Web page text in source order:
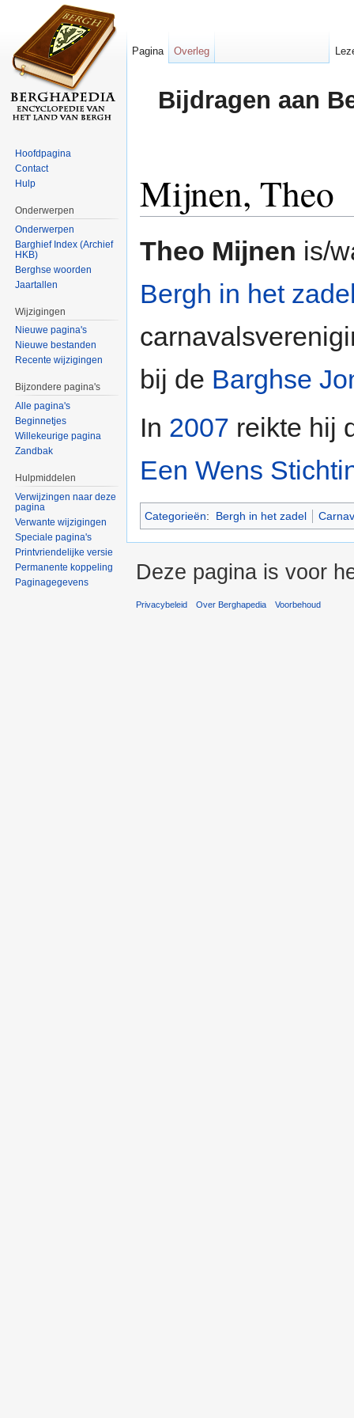
Bijdragen aan
Mijnen, Theo
Theo Mijnen is/
Bergh in het
bij de Barghse
In 2007 reikte hij
Een Wens
Categorieën: Bergh in het zadel
Pagina Overleg
Hoofdpagina
Contact
Hulp
Onderwerpen
Onderwerpen
Barghief Index (Archief
HKB)
Berghse woorden
Jaartallen
Wijzigingen
Nieuwe pagina's
Nieuwe bestanden
Recente wijzigingen
Bijzondere pagina's
Alle pagina's
Beginnetjes
Willekeurige pagina
Zandbak
Hulpmiddelen
Verwijzingen naar deze
pagina
Verwante wijzigingen
Speciale pagina's
Printvriendelijke versie
Permanente koppeling
Paginagegevens
Deze pagina is voor
Privacybeleid Over Berghapedia Voorbehoud